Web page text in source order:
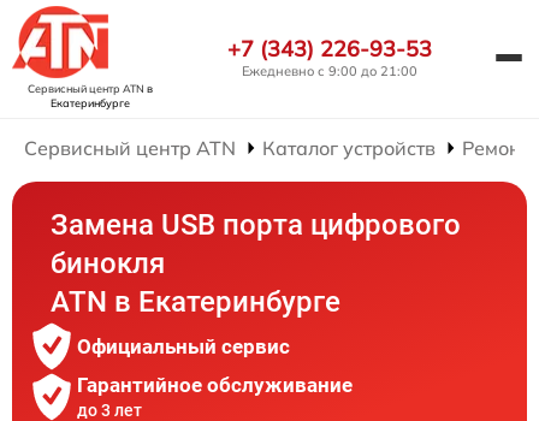
Сервисный центр ATN в
Екатеринбурге
+7 (343) 226-93-53
Ежедневно с 9:00 до 21:00
Сервисный центр ATN Каталог устройств Ремонт
Замена USB порта цифрового
бинокля
ATN в Екатеринбурге
Официальный сервис
Гарантийное обслуживание
до 3 лет